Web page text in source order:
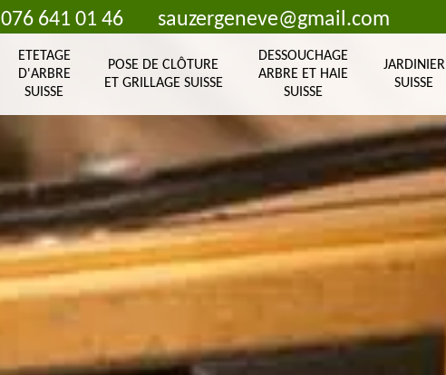
076 641 01 46 sauzergeneve@gmail.com
ETETAGE
D'ARBRE
SUISSE
POSE DE CLÔTURE
ET GRILLAGE SUISSE
DESSOUCHAGE
ARBRE ET HAIE
SUISSE
JARDINIER
SUISSE